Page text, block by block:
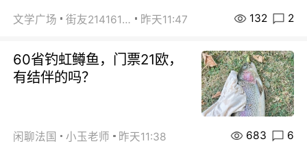
文学广场 街友21416156 昨天11:47 132 2
60省钓虹鳟鱼，门票21欧，
有结伴的吗？
闲聊法国 小玉老师 昨天11:38 683 6